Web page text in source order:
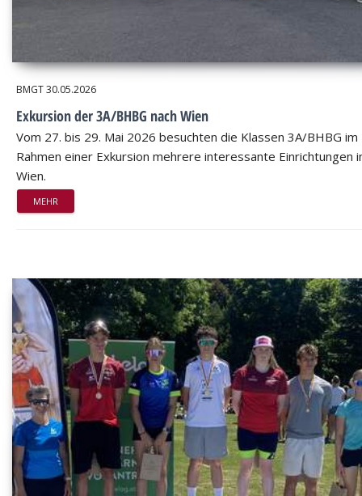
BMGT30.05.2026
Exkursion der 3A/BHBG nach Wien
Vom 27. bis 29. Mai 2026 besuchten die Klassen 3A/BHBG im
Rahmen einer Exkursion mehrere interessante Einrichtungen
Wien.
MEHR